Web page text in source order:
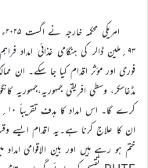
۹۳؍ملین ڈالر کی ہنگامی غذائی
فوری اور مؤثر اقدام کیا جا سکے۔ ان
ان کا علاج کرنا ہے۔یہ اقدام ایسے
ختم ہو رہے ہیں اور بین الاقوامی